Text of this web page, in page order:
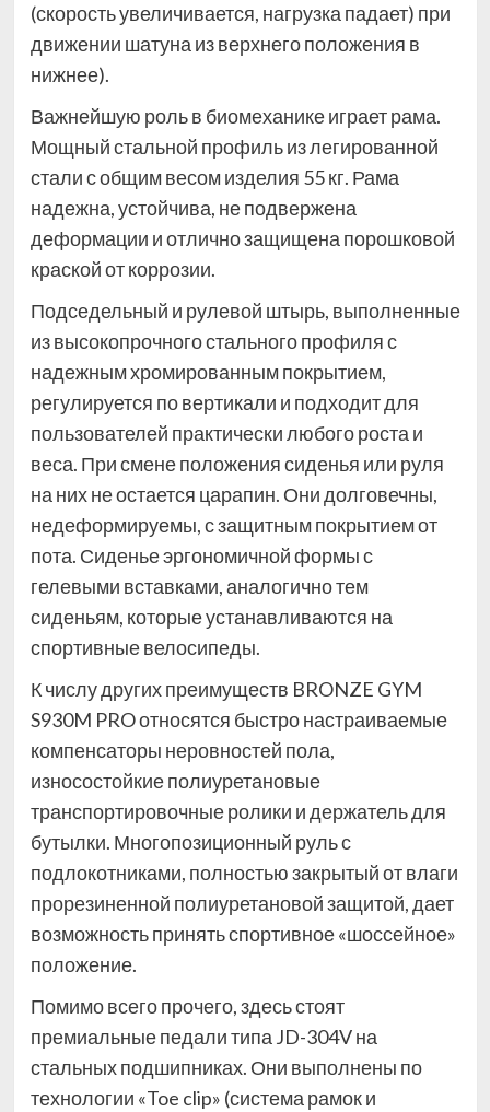
(скорость увеличивается, нагрузка падает) при
движении шатуна из верхнего положения в
нижнее).
Важнейшую роль в биомеханике играет рама.
Мощный стальной профиль из легированной
стали с общим весом изделия 55 кг. Рама
надежна, устойчива, не подвержена
деформации и отлично защищена порошковой
краской от коррозии.
Подседельный и рулевой штырь, выполненные
из высокопрочного стального профиля с
надежным хромированным покрытием,
регулируется по вертикали и подходит для
пользователей практически любого роста и
веса. При смене положения сиденья или руля
на них не остается царапин. Они долговечны,
недеформируемы, с защитным покрытием от
пота. Сиденье эргономичной формы с
гелевыми вставками, аналогично тем
сиденьям, которые устанавливаются на
спортивные велосипеды.
К числу других преимуществ BRONZE GYM
S930M PRO относятся быстро настраиваемые
компенсаторы неровностей пола,
износостойкие полиуретановые
транспортировочные ролики и держатель для
бутылки. Многопозиционный руль с
подлокотниками, полностью закрытый от влаги
прорезиненной полиуретановой защитой, дает
возможность принять спортивное «шоссейное»
положение.
Помимо всего прочего, здесь стоят
премиальные педали типа JD-304V на
стальных подшипниках. Они выполнены по
технологии «Toe clip» (система рамок и